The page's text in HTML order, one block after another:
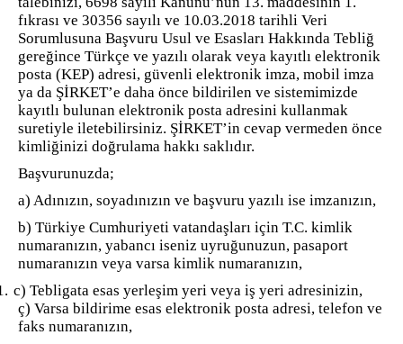
fıkrası ve 30356 sayılı ve 10.03.2018 tarihli Veri
Sorumlusuna Başvuru Usul ve Esasları Hakkında Tebliğ
gereğince Türkçe ve yazılı olarak veya kayıtlı elektronik
posta (KEP) adresi, güvenli elektronik imza, mobil imza
ya da ŞİRKET’e daha önce bildirilen ve sistemimizde
kayıtlı bulunan elektronik posta adresini kullanmak
suretiyle iletebilirsiniz. ŞİRKET’in cevap vermeden önce
kimliğinizi doğrulama hakkı saklıdır.
Başvurunuzda;
a) Adınızın, soyadınızın ve başvuru yazılı ise imzanızın,
b) Türkiye Cumhuriyeti vatandaşları için T.C. kimlik
numaranızın, yabancı iseniz uyruğunuzun, pasaport
numaranızın veya varsa kimlik numaranızın,
c) Tebligata esas yerleşim yeri veya iş yeri adresinizin,
ç) Varsa bildirime esas elektronik posta adresi, telefon ve
faks numaranızın,